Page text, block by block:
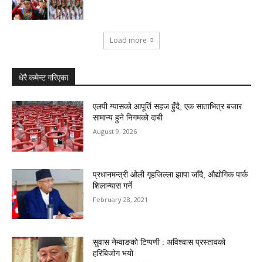
Load more
धेरै कमेन्ट गरिएका
एलपी ग्यासको आपूर्ति सहज हुँदै, एक साताभित्र बजार
सामान्य हुने निगमको दाबी
August 9, 2026
प्रधानमन्त्री ओली गृहजिल्ला झापा जाँदै, औद्योगिक पार्क
शिलान्यास गर्ने
February 28, 2021
सुवास नेम्वाङको टिप्पणी : अविश्वास प्रस्तावको
हरिबिजोग भयो